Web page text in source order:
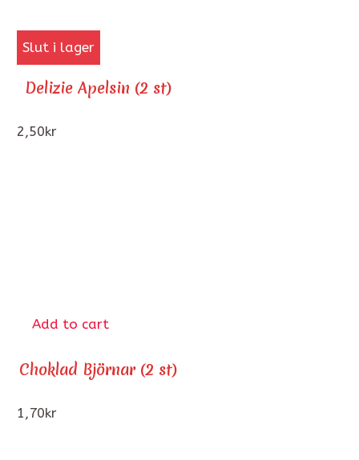
Slut i lager
Delizie Apelsin (2 st)
2,50kr
Add to cart
Choklad Björnar (2 st)
1,70kr